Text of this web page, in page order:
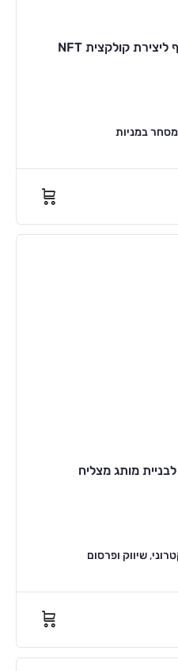
במניות
מותג מצליח
, שיווק ופרסום